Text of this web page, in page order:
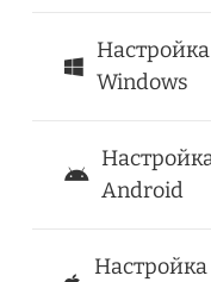
Windows
Android
Настройка